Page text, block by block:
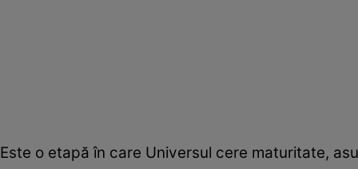
Este o etapă în care Universul cere maturitate,